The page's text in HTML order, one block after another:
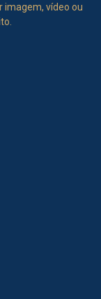
imagem, vídeo ou